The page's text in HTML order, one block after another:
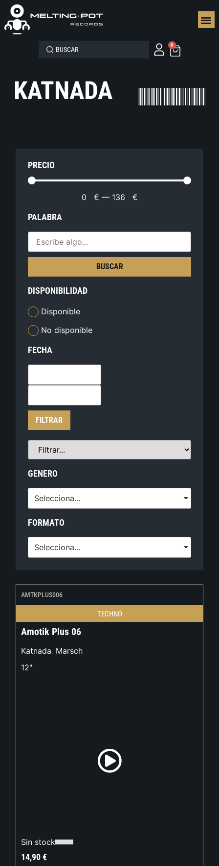
0
KATNADA
PRECIO
0 € — 136 €
PALABRA
BUSCAR
DISPONIBILIDAD
Disponible
No disponible
FECHA
FILTRAR
GENERO
Selecciona...
FORMATO
Selecciona...
AMTKPLUS006
TECHNO
Amotik Plus 06
Katnada, Marsch
12"
Sin stock
14,90€